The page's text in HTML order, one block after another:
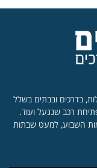
בדרכים ובבתים בשלל
רכב שננעל ועוד.
ביממה, בכל ימות השבוע, למעט שבתות